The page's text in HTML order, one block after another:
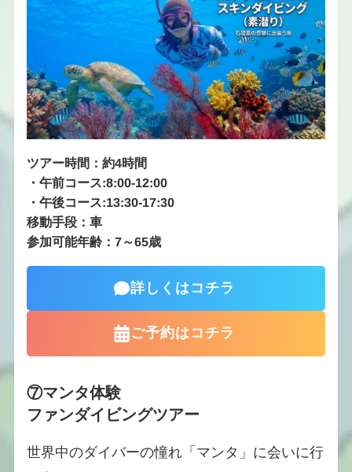
ツアー時間：約4時間
・午前コース:8:00-12:00
・午後コース:13:30-17:30
移動手段：車
参加可能年齢：7～65歳
詳しくはコチラ
ご予約はコチラ
⑦マンタ体験
ファンダイビングツアー
世界中のダイバーの憧れ「マンタ」に会いに行